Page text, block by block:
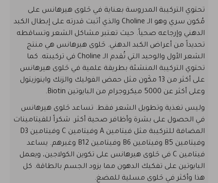
تحتوي التركيبة المدروسة بعناية في حَلوى هيرهانس على
مُكون سري وهو الـ Choline والذي أثبت قدرته على إبطال الكبد
الدهني وإرجاعه صحياً. حيث تعتبر مشاكل الشعر وتساقطه
تحديداً من أعراض الكبد الدهني. حَلوى هيرهانس هي منتج
الشعر الأول والوحيد التي تُقدم الـ Choline في تركيبته. كما
تحتوي التركيبة المنشئة بطريقة علمية في حَلوى هيرهانس
على أكثر من 13 مكَون مثل حمض الفوليك والزنك واينوزيتول
وعلى أكثر عن 5000 ميكروجرام من البايوتين Biotin.
وليس تغذية وتطويل الشعر فقط. تساعد حَلوى هيرهانس
في الحصول على بشرة وأظافر صحية أكثر. شكراً للفيتامينات
المضافة للتركيبة مثل فيتامين A وفيتامين C وفيتامين D3
وفيتامين B5 وفيتامين B6 وفيتامين B12 وغيرهم. يساعد
فيتامين C في حَلوى هيرهانس على تكوين الكولاجين، ويعمل
البايوتين على تفكيك الدهون مما يزود الجسم بالطاقة. كل
هذا وأكثر في حَلوى مسلية للمضغ.